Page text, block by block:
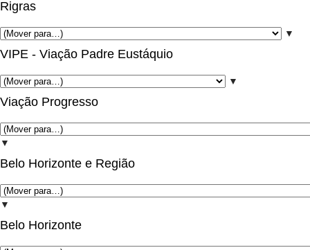
Rigras
▼
VIPE - Viação Padre Eustáquio
▼
Viação Progresso
▼
Belo Horizonte e Região
▼
Belo Horizonte